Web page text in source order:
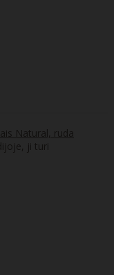
Natural, ruda
ji turi